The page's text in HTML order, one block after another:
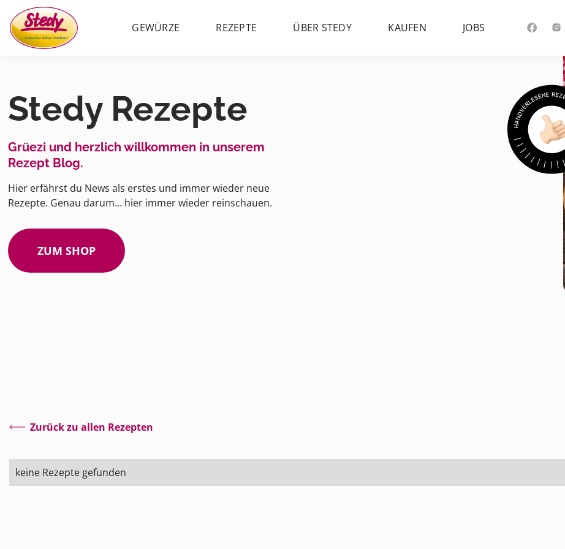
GEWÜRZE REZEPTE ÜBER STEDY KAUFEN JOBS
Stedy Rezepte
Grüezi und herzlich willkommen in unserem
Rezept Blog.
Hier erfährst du News als erstes und immer wieder neue
Rezepte. Genau darum… hier immer wieder reinschauen.
ZUM SHOP
Zurück zu allen Rezepten
keine Rezepte gefunden